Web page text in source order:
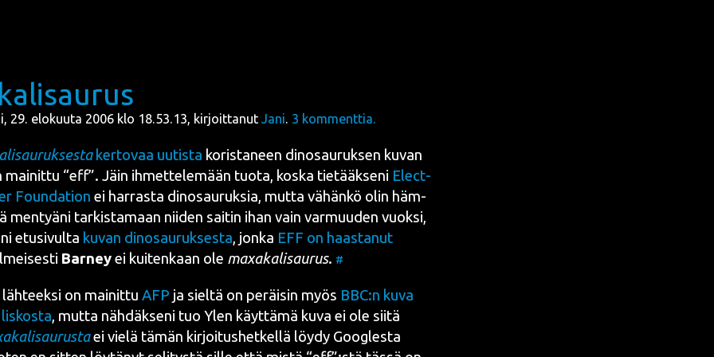
29. elokuuta 2006 klo 18.53.13, kirjoittanut Jani. 3 kommenttia.
ker­to­vaa uutis­ta koris­ta­neen din­osau­ruk­sen kuvan
mai­nit­tu “eff”. Jäin ihmet­te­le­mään tuo­ta, kos­ka tie­tääk­se­ni Elect­
Foun­da­tion ei har­ras­ta din­osau­ruk­sia, mut­ta vähän­kö olin häm­
men­tyä­ni tar­kis­ta­maan nii­den sai­tin ihan vain var­muu­den vuok­si,
etusi­vul­ta kuvan din­osau­ruk­ses­ta, jon­ka EFF on haas­ta­nut
Bar­neyei kui­ten­kaan ole maxa­ka­li­sau­rus. #
on mai­nit­tu AFP ja siel­tä on peräi­sin myös BBC:n kuva
, mut­ta näh­däk­se­ni tuo Ylen käyt­tä­mä kuva ei ole sii­tä
ei vie­lä tämän kir­joi­tus­het­kel­lä löy­dy Googles­ta